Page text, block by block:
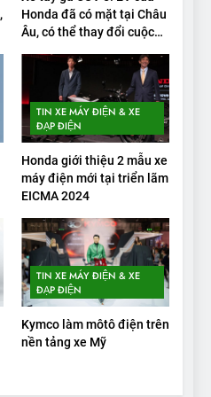
quãng đường thực tế
VF3: Vượt công
nhà sản xuất
PHẠM VI PIN
nghiệm phạm vi thực tế
Tesla Model 3 LR 2024
PHẠM VI PIN
VF 8 chạy cao tốc
bao xa, mỗi kW điện đi
bao nhiêu km?
PHẠM VI PIN
Honda đã có mặt tại Châu
Âu, có thể thay đổi cuộc
TIN XE MÁY ĐIỆN & XE
ĐẠP ĐIỆN
Honda giới thiệu 2 mẫu xe
máy điện mới tại triển lãm
EICMA 2024
TIN XE MÁY ĐIỆN & XE
ĐẠP ĐIỆN
Kymco làm môtô điện trên
nền tảng xe Mỹ